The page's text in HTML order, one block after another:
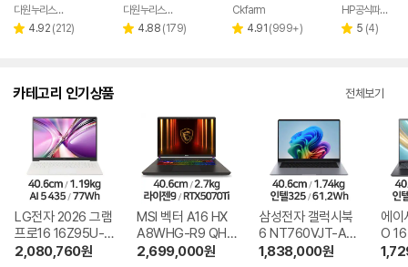
페이
다원누리스토어
별 4.92 리
(212)
페이
다원누리스토어
별 4.88 리
(179)
페이
Ckfarm
별 4.91 리
(999+)
HP공식파트너 이텍컴퓨터
별 5 리
(4)
카테고리 인기상품 전체보기
LG전자 2026 그램
프로16 16Z95U-G
S5WK
2,080,760원
MSI 벡터 A16 HX
A8WHG-R9 QHD
+
2,699,000원
삼성전자 갤럭시북
6 NT760VJT-A51
A
1,838,000원
에이
O
1-